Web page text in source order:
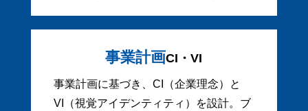
事業計画CI・VI
事業計画に基づき、CI（企業理念）と
VI（視覚アイデンティティ）を設計。ブ